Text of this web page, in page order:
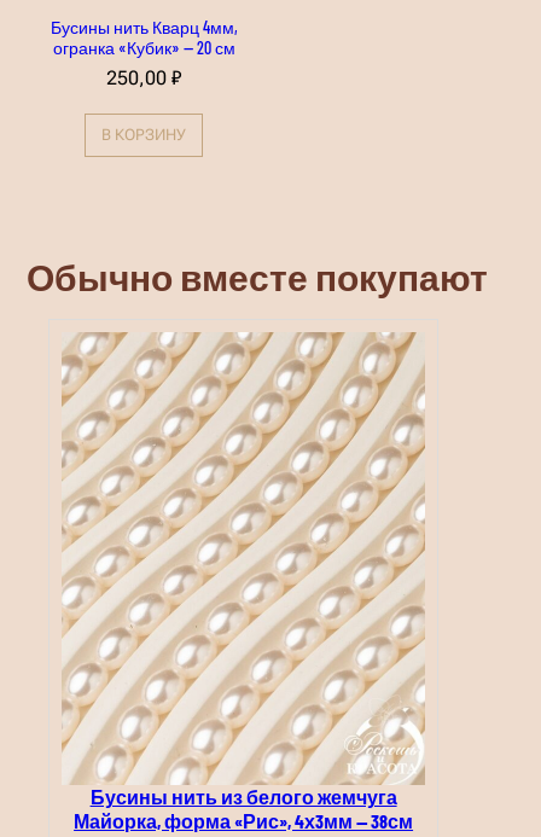
Бусины нить Кварц 4мм,
огранка «Кубик» — 20 см
250,00₽
В КОРЗИНУ
Обычно вместе покупают
Бусины нить из белого жемчуга
Майорка, форма «Рис», 4х3мм — 38см